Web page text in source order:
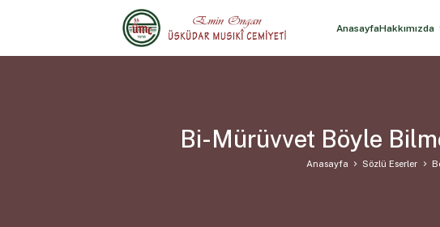
AnasayfaHakkımızda
Bi-Mürüvvet Böyle
Anasayfa Sözlü Eserler